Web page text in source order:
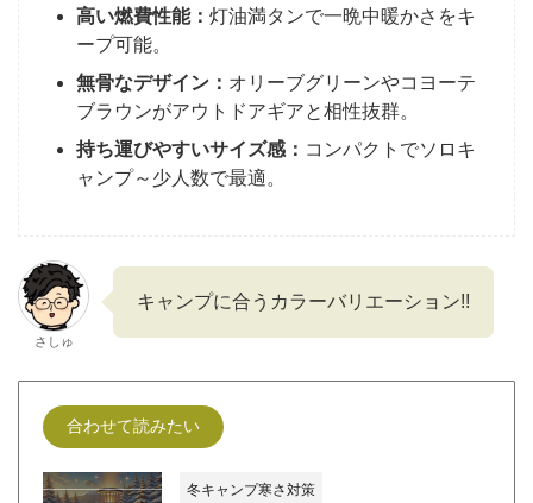
高い燃費性能： 灯油満タンで一晩中暖かさをキ
ープ可能。
無骨なデザイン： オリーブグリーンやコヨーテ
ブラウンがアウトドアギアと相性抜群。
持ち運びやすいサイズ感： コンパクトでソロキ
ャンプ～少人数で最適。
さしゅ
キャンプに合うカラーバリエーション!!
合わせて読みたい
冬キャンプ寒さ対策